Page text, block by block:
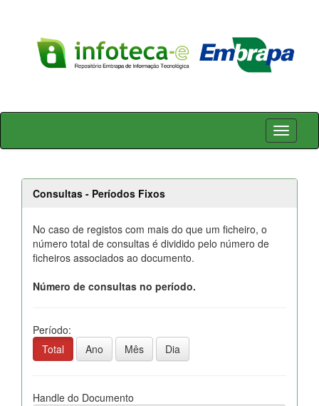
Skip
Consultas - Períodos Fixos
No caso de registos com mais do que um ficheiro, o
número total de consultas é dividido pelo número de
ficheiros associados ao documento.
Número de consultas no período.
Período:
Total
Ano Mês Dia
Handle do Documento